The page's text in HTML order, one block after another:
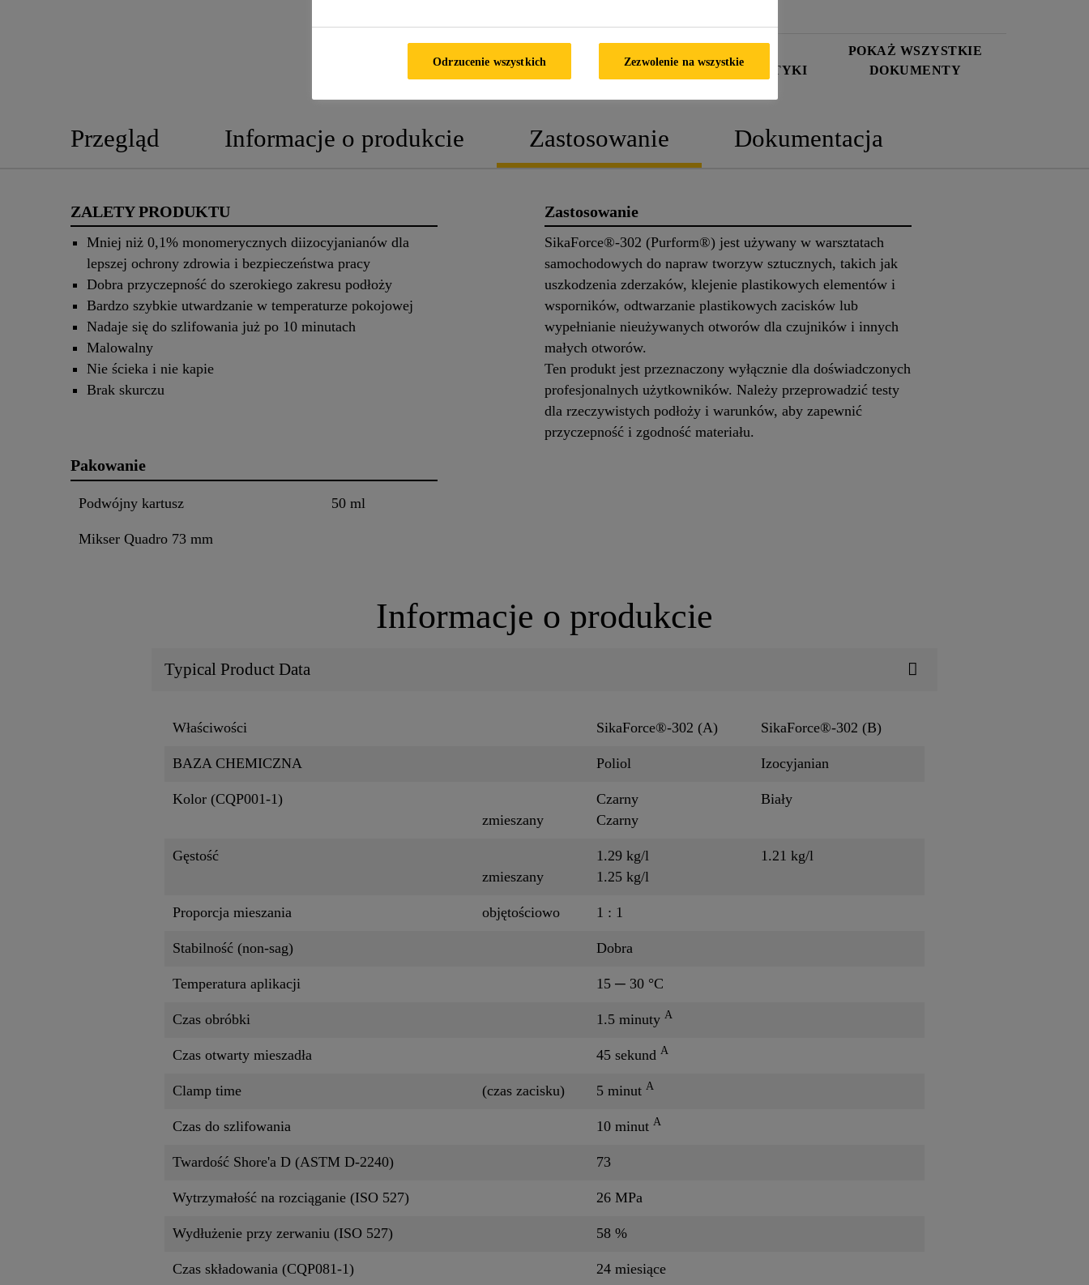
PRODUKTU
CHARAKTERYSTYKI
POKAŻ WSZYSTKIE
DOKUMENTY
Przegląd Informacje o produkcie Zastosowanie Dokumentacja
ZALETY PRODUKTU
Mniej niż 0,1% monomerycznych diizocyjanianów dla
lepszej ochrony zdrowia i bezpieczeństwa pracy
Dobra przyczepność do szerokiego zakresu podłoży
Bardzo szybkie utwardzanie w temperaturze pokojowej
Nadaje się do szlifowania już po 10 minutach
Malowalny
Nie ścieka i nie kapie
Brak skurczu
Zastosowanie
SikaForce®-302 (Purform®) jest używany w warsztatach
samochodowych do napraw tworzyw sztucznych, takich jak
uszkodzenia zderzaków, klejenie plastikowych elementów i
wsporników, odtwarzanie plastikowych zacisków lub
wypełnianie nieużywanych otworów dla czujników i innych
małych otworów.
Ten produkt jest przeznaczony wyłącznie dla doświadczonych
profesjonalnych użytkowników. Należy przeprowadzić testy
dla rzeczywistych podłoży i warunków, aby zapewnić
przyczepność i zgodność materiału.
Pakowanie
Podwójny kartusz 50 ml
Mikser Quadro 73 mm
Informacje o produkcie
Typical Product Data
Właściwości SikaForce®-302 (A) SikaForce®-302 (B)
BAZA CHEMICZNA Poliol Izocyjanian
Kolor (CQP001-1)
zmieszany
Czarny
Biały
Czarny
Gęstość
zmieszany
1.29 kg/l
1.21 kg/l
1.25 kg/l
Proporcja mieszania objętościowo 1 : 1
Stabilność (non-sag) Dobra
Temperatura aplikacji 15 ─ 30 °C
Czas obróbki 1.5 minuty A
Czas otwarty mieszadła 45 sekund A
Clamp time (czas zacisku) 5 minut A
Czas do szlifowania 10 minut A
Twardość Shore'a D (ASTM D-2240) 73
Wytrzymałość na rozciąganie (ISO 527) 26 MPa
Wydłużenie przy zerwaniu (ISO 527) 58 %
Czas składowania (CQP081-1) 24 miesiące
Odrzucenie wszystkich Zezwolenie na wszystkie